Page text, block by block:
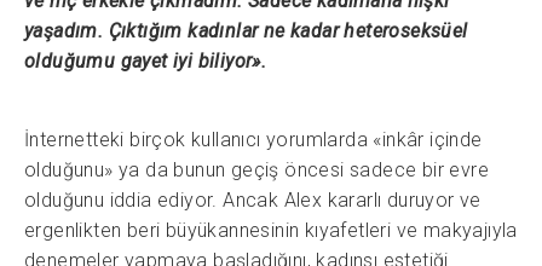
yaşadım. Çıktığım kadınlar ne kadar heteroseksüel
olduğumu gayet iyi biliyor».
İnternetteki birçok kullanıcı yorumlarda «inkâr içinde
olduğunu» ya da bunun geçiş öncesi sadece bir evre
olduğunu iddia ediyor. Ancak Alex kararlı duruyor ve
ergenlikten beri büyükannesinin kıyafetleri ve makyajıyla
denemeler yapmaya başladığını, kadınsı estetiği